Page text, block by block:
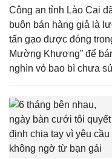
Công an tỉnh Lào Cai
buôn bán hàng giả là
tấn gạo được đóng
Mường Khương” để
nghìn vỏ bao bì chưa